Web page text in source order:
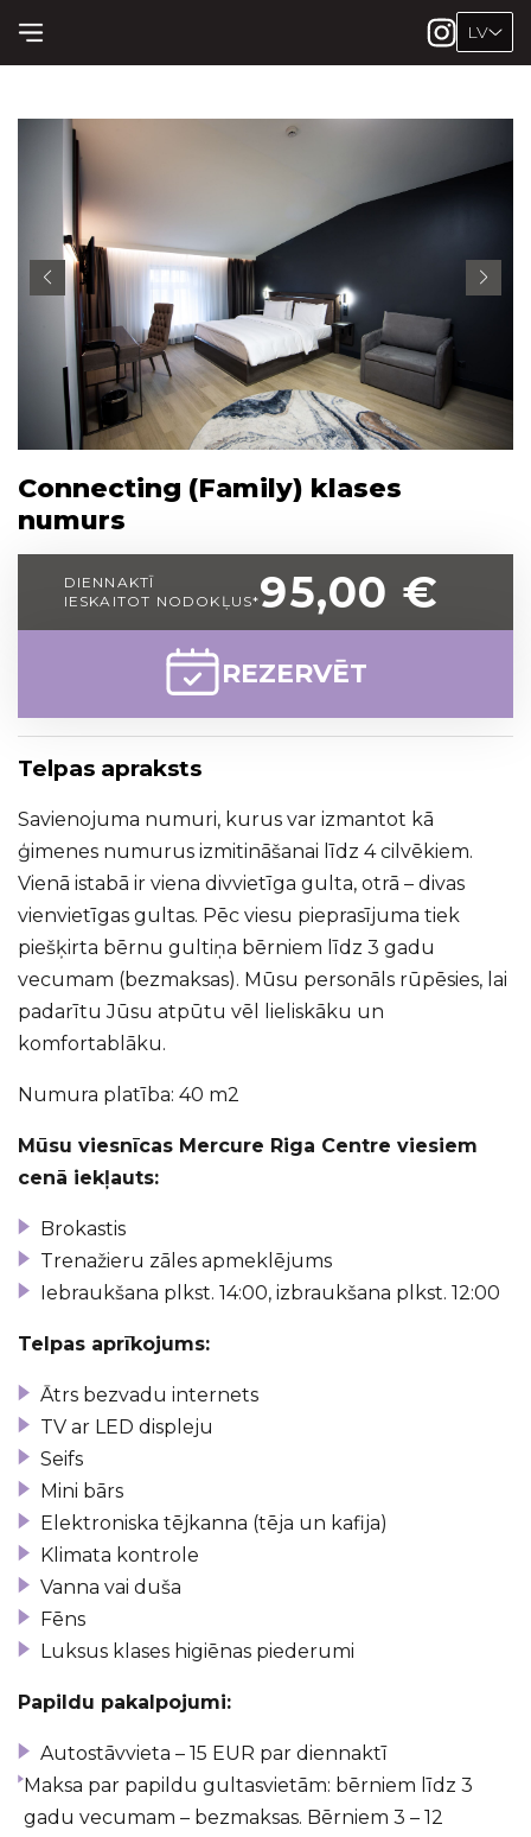
LV
Connecting (Family) klases
numurs
DIENNAKTĪ
IESKAITOT NODOKĻUS*95,00 €
REZERVĒT
Telpas apraksts
Savienojuma numuri, kurus var izmantot kā
ģimenes numurus izmitināšanai līdz 4 cilvēkiem.
Vienā istabā ir viena divvietīga gulta, otrā – divas
vienvietīgas gultas. Pēc viesu pieprasījuma tiek
piešķirta bērnu gultiņa bērniem līdz 3 gadu
vecumam (bezmaksas). Mūsu personāls rūpēsies, lai
padarītu Jūsu atpūtu vēl lieliskāku un
komfortablāku.
Numura platība: 40 m2
Mūsu viesnīcas Mercure Riga Centre viesiem
cenā iekļauts:
Brokastis
Trenažieru zāles apmeklējums
Iebraukšana plkst. 14:00, izbraukšana plkst. 12:00
Telpas aprīkojums:
Ātrs bezvadu internets
TV ar LED displeju
Seifs
Mini bārs
Elektroniska tējkanna (tēja un kafija)
Klimata kontrole
Vanna vai duša
Fēns
Luksus klases higiēnas piederumi
Papildu pakalpojumi:
Autostāvvieta – 15 EUR par diennaktī
Maksa par papildu gultasvietām: bērniem līdz 3
gadu vecumam – bezmaksas. Bērniem 3 – 12